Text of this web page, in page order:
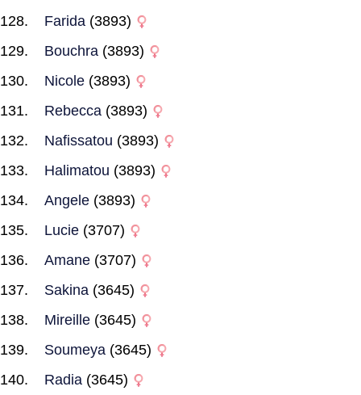
Farida (3893)
Bouchra (3893)
Nicole (3893)
Rebecca (3893)
Nafissatou (3893)
Halimatou (3893)
Angele (3893)
Lucie (3707)
Amane (3707)
Sakina (3645)
Mireille (3645)
Soumeya (3645)
Radia (3645)